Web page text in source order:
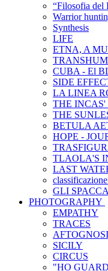
“Filosofia del
Warrior
Synthesis
LIFE
ETNA, A
CUBA - El
SIDE
LA LINEA
THE
THE
BETULA
HOPE -
TLAOLA'S
LAST
GLI
PHOTOGRAPHY
EMPATHY
TRACES
SICILY
CIRCUS
"HO